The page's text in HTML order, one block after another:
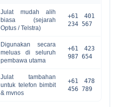
Julat mudah alih
biasa (sejarah
Optus / Telstra)
+61 401
234 567
Digunakan secara
meluas di seluruh
pembawa utama
+61 423
987 654
Julat tambahan
untuk telefon bimbit
& mvnos
+61 478
456 789